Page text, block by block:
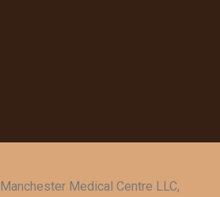
Manchester Medical Centre LLC,